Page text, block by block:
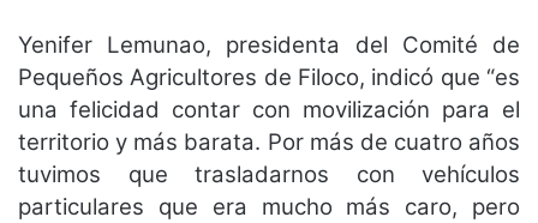
Yenifer Lemunao, presidenta del Comité de
Pequeños Agricultores de Filoco, indicó que “es
una felicidad contar con movilización para el
territorio y más barata. Por más de cuatro años
tuvimos que trasladarnos con vehículos
particulares que era mucho más caro, pero